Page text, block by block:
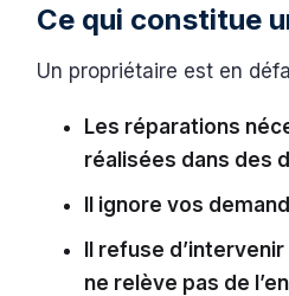
Ce qui constitue
Un propriétaire est en
Les réparations
réalisées dans des
Il ignore vos
Il refuse
ne relève pas de